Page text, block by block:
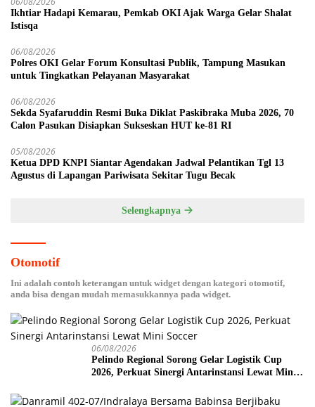
Ikhtiar Hadapi Kemarau, Pemkab OKI Ajak Warga Gelar Shalat
Istisqa
06/08/2026
Polres OKI Gelar Forum Konsultasi Publik, Tampung Masukan
untuk Tingkatkan Pelayanan Masyarakat
06/08/2026
Sekda Syafaruddin Resmi Buka Diklat Paskibraka Muba 2026, 70
Calon Pasukan Disiapkan Sukseskan HUT ke-81 RI
05/08/2026
Ketua DPD KNPI Siantar Agendakan Jadwal Pelantikan Tgl 13
Agustus di Lapangan Pariwisata Sekitar Tugu Becak
Selengkapnya
Otomotif
Ini adalah contoh keterangan untuk widget dengan kategori otomotif,
anda bisa dengan mudah memasukkannya pada widget.
06/08/2026
Pelindo Regional Sorong Gelar Logistik Cup
2026, Perkuat Sinergi Antarinstansi Lewat Mini